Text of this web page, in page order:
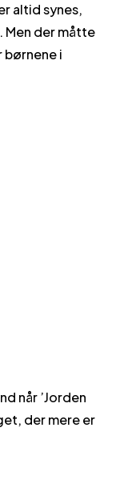
altid synes,
Men der måtte
i
når ’Jorden
der mere er